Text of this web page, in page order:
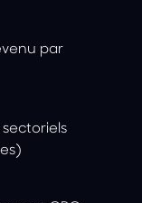
par